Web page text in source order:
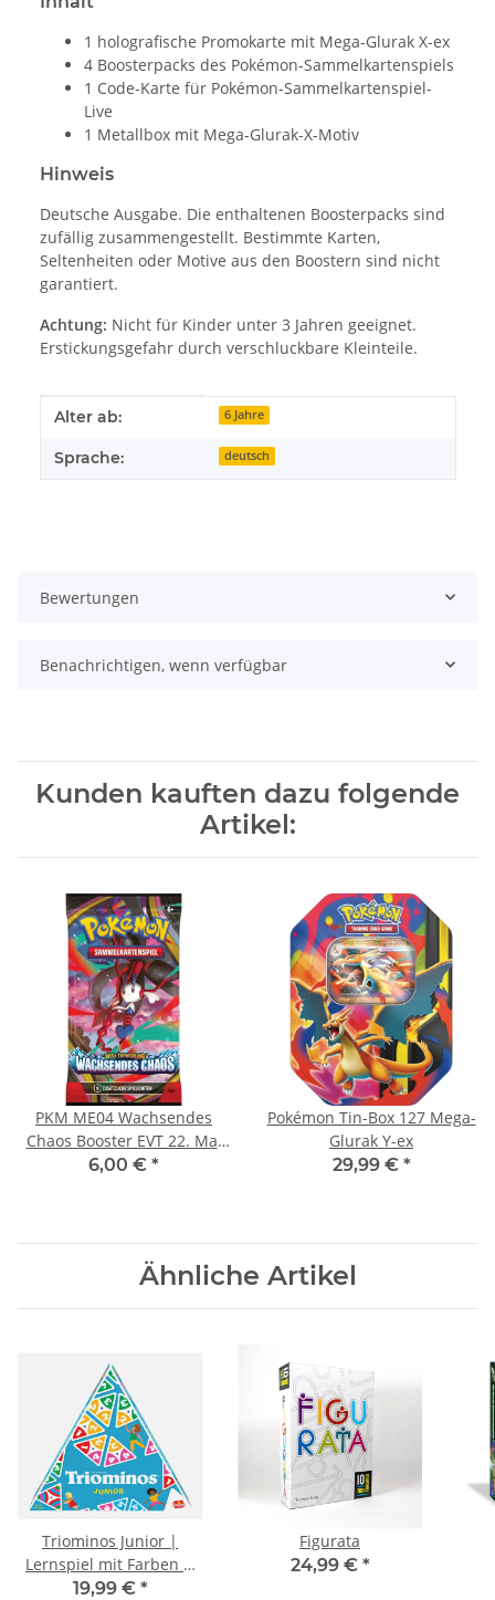
1 holografische Promokarte mit Mega-Glurak X-ex
4 Boosterpacks des Pokémon-Sammelkartenspiels
1 Code-Karte für Pokémon-Sammelkartenspiel-
Live
1 Metallbox mit Mega-Glurak-X-Motiv
Hinweis
Deutsche Ausgabe. Die enthaltenen Boosterpacks sind
zufällig zusammengestellt. Bestimmte Karten,
Seltenheiten oder Motive aus den Boostern sind nicht
garantiert.
Achtung: Nicht für Kinder unter 3 Jahren geeignet.
Erstickungsgefahr durch verschluckbare Kleinteile.
Produkteigenschaft
Wert
Alter ab: 6 Jahre
Sprache: deutsch
Bewertungen
Benachrichtigen, wenn verfügbar
Kunden kauften dazu folgende
Artikel:
PKM ME04 Wachsendes
Chaos Booster EVT 22. Mai
2026
6,00 € *
Pokémon Tin-Box 127 Mega-
Glurak Y-ex
29,99 € *
Ähnliche Artikel
Triominos Junior |
Lernspiel mit Farben &
Zahlen
19,99 € *
Figurata
24,99 € *